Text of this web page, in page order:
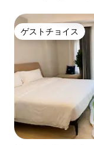
ゲストチョイス
ゲストチョイス